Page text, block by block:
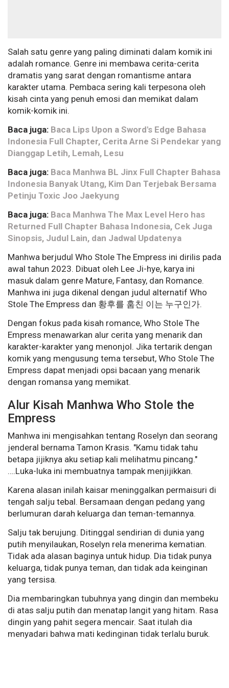
Salah satu genre yang paling diminati dalam komik ini
adalah romance. Genre ini membawa cerita-cerita
dramatis yang sarat dengan romantisme antara
karakter utama. Pembaca sering kali terpesona oleh
kisah cinta yang penuh emosi dan memikat dalam
komik-komik ini.
Baca juga: Baca Lips Upon a Sword's Edge Bahasa
Indonesia Full Chapter, Cerita Arne Si Pendekar yang
Dianggap Letih, Lemah, Lesu
Baca juga: Baca Manhwa BL Jinx Full Chapter Bahasa
Indonesia Banyak Utang, Kim Dan Terjebak Bersama
Petinju Toxic Joo Jaekyung
Baca juga: Baca Manhwa The Max Level Hero has
Returned Full Chapter Bahasa Indonesia, Cek Juga
Sinopsis, Judul Lain, dan Jadwal Updatenya
Manhwa berjudul Who Stole The Empress ini dirilis pada
awal tahun 2023. Dibuat oleh Lee Ji-hye, karya ini
masuk dalam genre Mature, Fantasy, dan Romance.
Manhwa ini juga dikenal dengan judul alternatif Who
Stole The Empress dan 황후를 훔친 이는 누구인가.
Dengan fokus pada kisah romance, Who Stole The
Empress menawarkan alur cerita yang menarik dan
karakter-karakter yang menonjol. Jika tertarik dengan
komik yang mengusung tema tersebut, Who Stole The
Empress dapat menjadi opsi bacaan yang menarik
dengan romansa yang memikat.
Alur Kisah Manhwa Who Stole the
Empress
Manhwa ini mengisahkan tentang Roselyn dan seorang
jenderal bernama Tamon Krasis. "Kamu tidak tahu
betapa jijiknya aku setiap kali melihatmu pincang."
….Luka-luka ini membuatnya tampak menjijikkan.
Karena alasan inilah kaisar meninggalkan permaisuri di
tengah salju tebal. Bersamaan dengan pedang yang
berlumuran darah keluarga dan teman-temannya.
Salju tak berujung. Ditinggal sendirian di dunia yang
putih menyilaukan, Roselyn rela menerima kematian.
Tidak ada alasan baginya untuk hidup. Dia tidak punya
keluarga, tidak punya teman, dan tidak ada keinginan
yang tersisa.
Dia membaringkan tubuhnya yang dingin dan membeku
di atas salju putih dan menatap langit yang hitam. Rasa
dingin yang pahit segera mencair. Saat itulah dia
menyadari bahwa mati kedinginan tidak terlalu buruk.